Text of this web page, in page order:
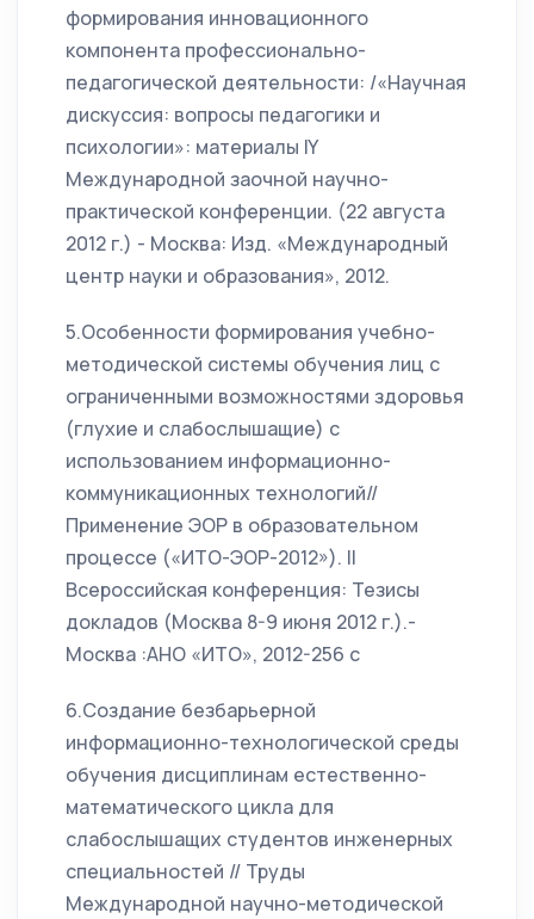
формирования инновационного
компонента профессионально-
педагогической деятельности: /«Научная
дискуссия: вопросы педагогики и
психологии»: материалы IY
Международной заочной научно-
практической конференции. (22 августа
2012 г.) - Москва: Изд. «Международный
центр науки и образования», 2012.
5.Особенности формирования учебно-
методической системы обучения лиц с
ограниченными возможностями здоровья
(глухие и слабослышащие) с
использованием информационно-
коммуникационных технологий//
Применение ЭОР в образовательном
процессе («ИТО-ЭОР-2012»). II
Всероссийская конференция: Тезисы
докладов (Москва 8-9 июня 2012 г.).-
Москва :АНО «ИТО», 2012-256 с
6.Создание безбарьерной
информационно-технологической среды
обучения дисциплинам естественно-
математического цикла для
слабослышащих студентов инженерных
специальностей // Труды
Международной научно-методической